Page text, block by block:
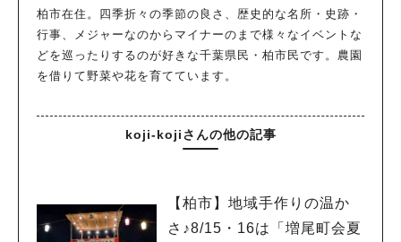
柏市在住。四季折々の季節の良さ、歴史的な名所・史跡・
行事、メジャーなのからマイナーのまで様々なイベントな
どを巡ったりするのが好きな千葉県民・柏市民です。農園
を借りて野菜や花を育てています。
koji-kojiさんの他の記事
【柏市】地域手作りの温か
さ♪8/15・16は「増尾町会夏